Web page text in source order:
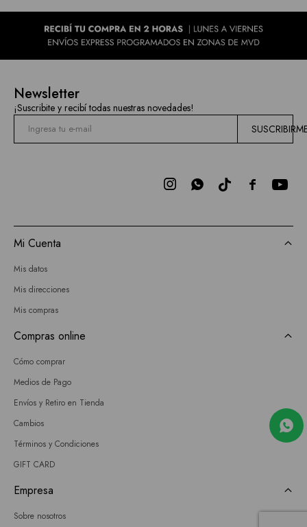
Newsletter
¡Suscribite y recibí todas nuestras novedades!

 
Mi Cuenta
Mis datos
Mis direcciones
Mis compras
Compras online
Cómo comprar
Medios de Pago
Envíos y Retiro en Tienda
Cambios
Términos y Condiciones
GIFT CARD
Empresa
Sobre nosotros